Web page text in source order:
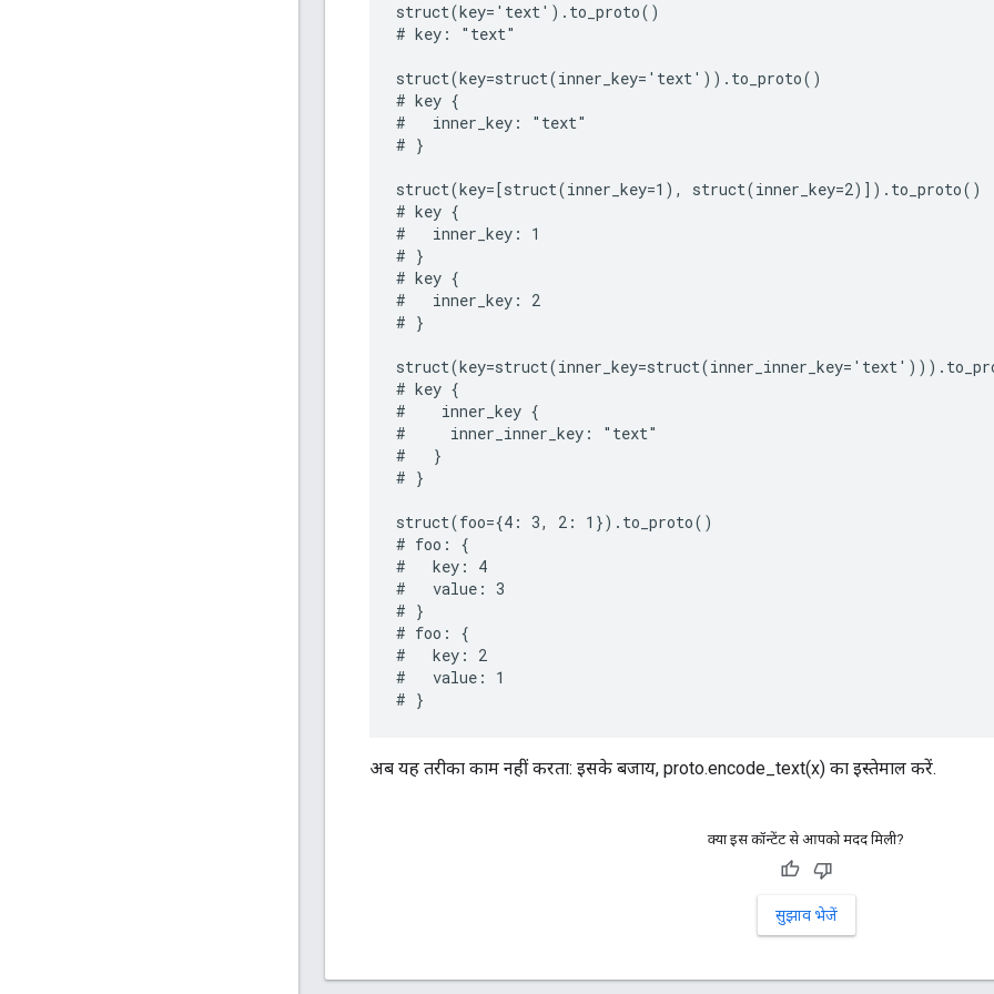
struct(key='text').to_proto()
# key: "text"
struct(key=struct(inner_key='text')).to_proto()
# key {
#   inner_key: "text"
# }
struct(key=[struct(inner_key=1), struct(inner_key=2)]).to_proto()
# key {
#   inner_key: 1
# }
# key {
#   inner_key: 2
# }
# key {
#    inner_key {
#     inner_inner_key: "text"
#   }
# }
struct(foo={4: 3, 2: 1}).to_proto()
# foo: {
#   key: 4
#   value: 3
# }
# foo: {
#   key: 2
#   value: 1
अब यह तरीका काम नहीं करता: इसके बजाय, proto.encode_text(x) का इस्तेमाल करें.
क्या इस कॉन्टेंट से आपको मदद मिली?
सुझाव भेजें